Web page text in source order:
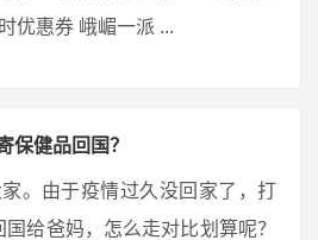
优惠券 峨嵋一派 ...
保健品回国？
。由于疫情过久没回家了，打
给爸妈，怎么走对比划算呢？